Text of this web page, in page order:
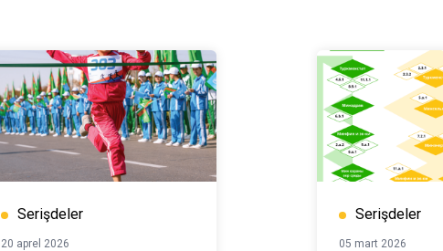
Serişdeler
20 aprel 2026
Serişdeler
05 mart 2026